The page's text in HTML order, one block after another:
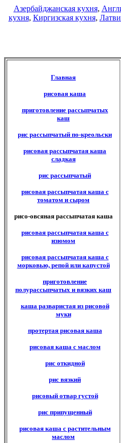
Азербайджанская кухня,
кухня, Киргизская кухня,
Главная
рисовая каша
приготовление рассыпчатых
каш
рис рассыпчатый по-креольски
рисовая рассыпчатая каша
сладкая
рис рассыпчатый
рисовая рассыпчатая каша с
томатом и сыром
рисо-овсяная рассыпчатая каша
рисовая рассыпчатая каша с
изюмом
рисовая рассыпчатая каша с
морковью, репой или капустой
приготовление
полурассыпчатых и вязких каш
каша разваристая из рисовой
муки
протертая рисовая каша
рисовая каша с маслом
рис откидной
рис вязкий
рисовый отвар густой
рис припущенный
рисовая каша с растительным
маслом